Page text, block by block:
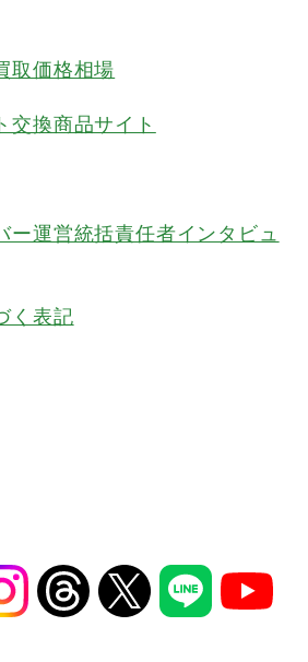
取価格相場
交換商品サイト
ー運営統括責任者インタビュ
く表記